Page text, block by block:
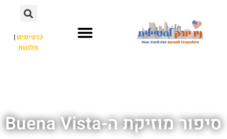
כרטיסים|
מלונות
סיפור מוזיקת ה-Buena Vista